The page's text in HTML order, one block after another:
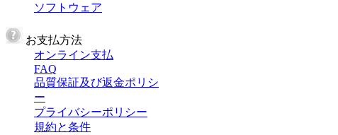
ソフトウェア
お支払方法
オンライン支払
FAQ
品質保証及び返金ポリシ
ー
プライバシーポリシー
規約と条件